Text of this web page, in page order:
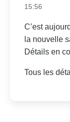
15:56
C’est
la nouvelle
Détails en
Tous les